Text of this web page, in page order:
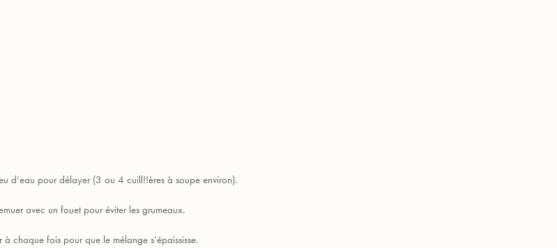
d’eau pour délayer (3 ou 4 cuill!!ères à soupe environ).
avec un fouet pour éviter les grumeaux.
chaque fois pour que le mélange s’épaississe.